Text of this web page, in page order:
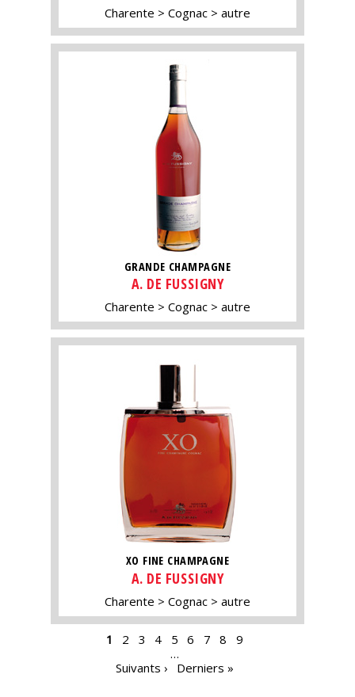
Charente Cognac autre
GRANDE CHAMPAGNE
A. DE FUSSIGNY
Charente Cognac autre
XO FINE CHAMPAGNE
A. DE FUSSIGNY
Charente Cognac autre
1 2 3 4 5 6 7 8
9
…
Suivants ›
Derniers »